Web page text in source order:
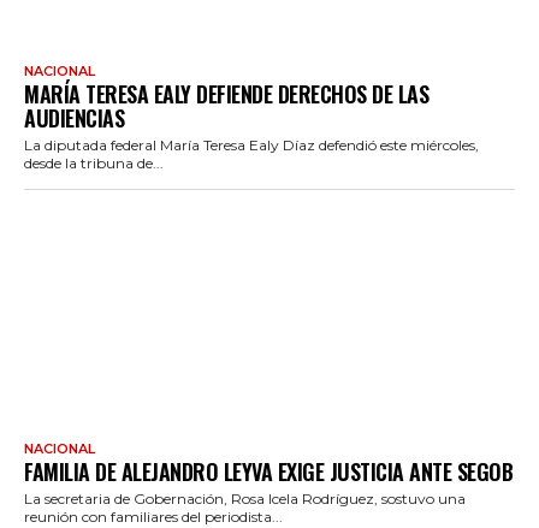
NACIONAL
MARÍA TERESA EALY DEFIENDE DERECHOS DE LAS
AUDIENCIAS
La diputada federal María Teresa Ealy Díaz defendió este miércoles,
desde la tribuna de...
NACIONAL
FAMILIA DE ALEJANDRO LEYVA EXIGE JUSTICIA ANTE SEGOB
La secretaria de Gobernación, Rosa Icela Rodríguez, sostuvo una
reunión con familiares del periodista...